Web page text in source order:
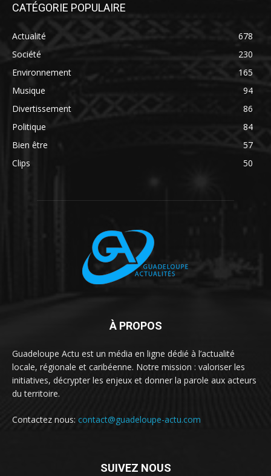
CATÉGORIE POPULAIRE
Actualité
678
Société
230
Environnement
165
Musique
94
Divertissement
86
Politique
84
Bien être
57
Clips
50
À PROPOS
Guadeloupe Actu est un média en ligne dédié à l’actualité
locale, régionale et caribéenne. Notre mission : valoriser les
initiatives, décrypter les enjeux et donner la parole aux acteurs
du territoire.
Contactez nous: contact@guadeloupe-actu.com
SUIVEZ NOUS